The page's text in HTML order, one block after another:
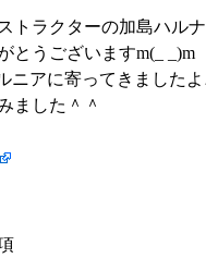
トラクターの加島ハルナ
とうございますm(_ _)m
ニアに寄ってきましたよ
ました＾＾